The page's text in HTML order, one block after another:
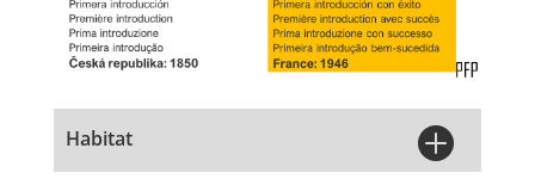
Habitat 